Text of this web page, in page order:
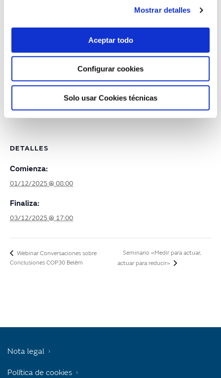
Mostrar detalles
Aceptar todo
Configurar cookies
Solo usar Cookies técnicas
Del 1 al 3 de diciembre de 2025
Formación de 20 horas
+ Añadir a Google Calendar + Añadir a iCalendar
DETALLES
Comienza:
01/12/2025 @ 08:00
Finaliza:
03/12/2025 @ 17:00
Webinar Conversaciones sobre
Conclusiones COP30 Belém
Seminario «Medir para actuar,
actuar para reducir»
Nota legal
Política de cookies